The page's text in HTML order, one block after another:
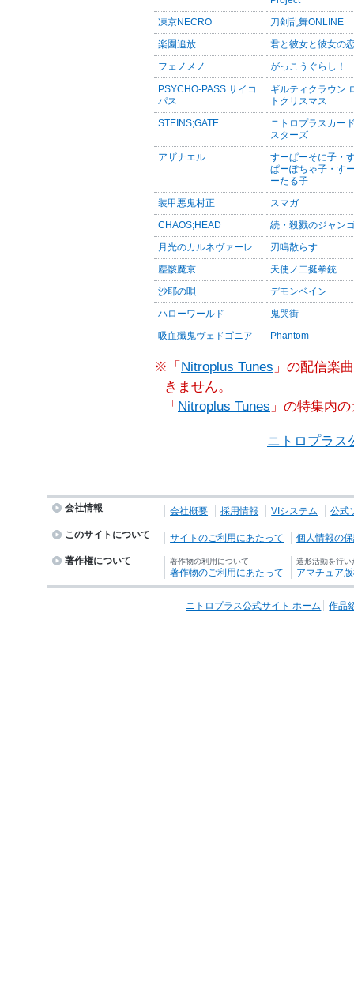
凍京NECRO 刀剣乱舞ONLINE
楽園追放 君と彼女と彼女の
フェノメノ がっこうぐらし！
PSYCHO-PASS サイコ
パス
ギルティクラウン
トクリスマス
STEINS;GATE
ニトロプラスカー
スターズ
アザナエル
すーぱーそに子・
ぱーぽちゃ子・す
ーたる子
装甲悪鬼村正 スマガ
CHAOS;HEAD 続・殺戮のジャン
月光のカルネヴァーレ 刃鳴散らす
塵骸魔京 天使ノ二挺拳銃
沙耶の唄 デモンベイン
ハローワールド 鬼哭街
吸血殲鬼ヴェドゴニア Phantom
※「 Nitroplus Tunes 」の配信楽
きません。
「 Nitroplus Tunes 」の特集内
ニトロプラス
会社情報 会社概要 採用情報 VIシステム 公式
このサイトについて サイトのご利用にあたって 個人情報の
著作権について 著作物の利用について
著作物のご利用にあたって
造形活動を行い
アマチュア
ニトロプラス公式サイト ホーム 作品